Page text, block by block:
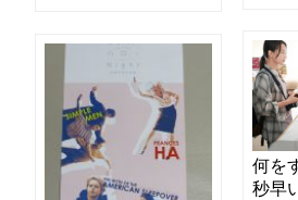
何を
秒早